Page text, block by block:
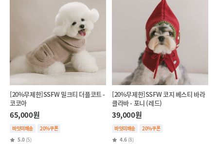
[20%무제한]SSFW 밀크티 더플코트 -
코코아
65,000원
바잇미배송
20%쿠폰
5.0 (5)
[20%무제한]SSFW 코지 베스티 바라
클라바 - 포니 (레드)
39,000원
바잇미배송
20%쿠폰
4.6 (8)